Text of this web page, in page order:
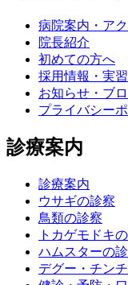
病院案内・ア
院長紹介
初めての方へ
採用情報・実
お知らせ・ブ
プライバシー
診療案内
診療案内
ウサギの診察
鳥類の診察
トカゲモドキ
ハムスターの
デグー・チン